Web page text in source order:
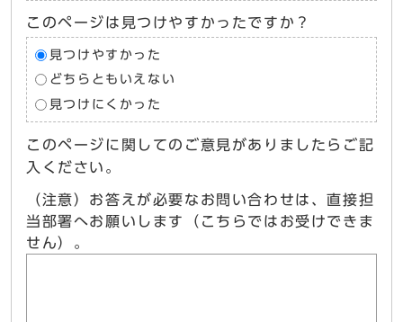
このページは見つけやすかったですか？
見つけやすかった
どちらともいえない
見つけにくかった
このページに関してのご意見がありましたらご記
入ください。
（注意）お答えが必要なお問い合わせは、直接担
当部署へお願いします（こちらではお受けできま
せん）。